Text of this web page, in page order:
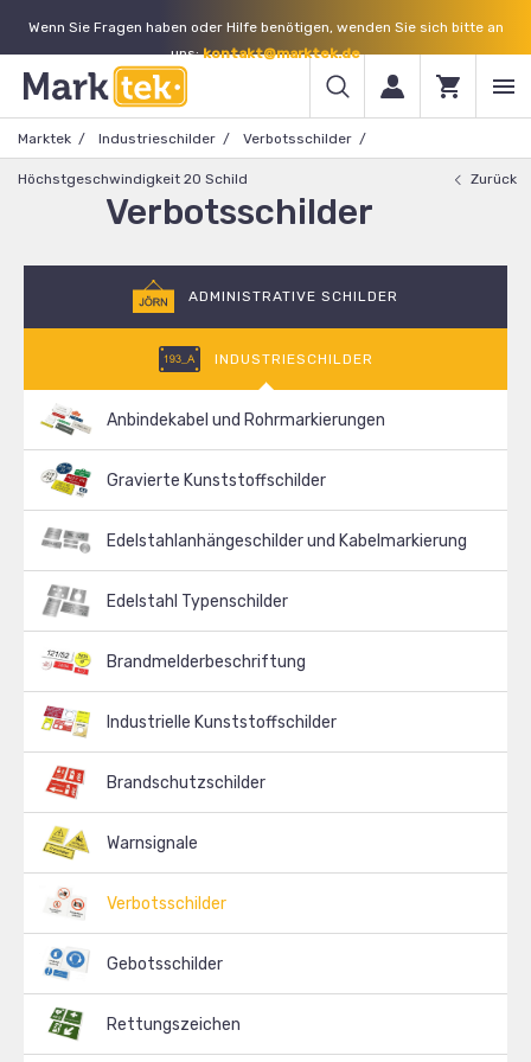
Wenn Sie Fragen haben oder Hilfe benötigen, wenden Sie sich bitte an
uns:kontakt@marktek.de
Marktek Industrieschilder Verbotsschilder
Höchstgeschwindigkeit 20 Schild Zurück
Verbotsschilder
ADMINISTRATIVE SCHILDER
INDUSTRIESCHILDER
Anbindekabel und Rohrmarkierungen
Gravierte Kunststoffschilder
Edelstahlanhängeschilder und Kabelmarkierung
Edelstahl Typenschilder
Brandmelderbeschriftung
Industrielle Kunststoffschilder
Brandschutzschilder
Warnsignale
Verbotsschilder
Gebotsschilder
Rettungszeichen